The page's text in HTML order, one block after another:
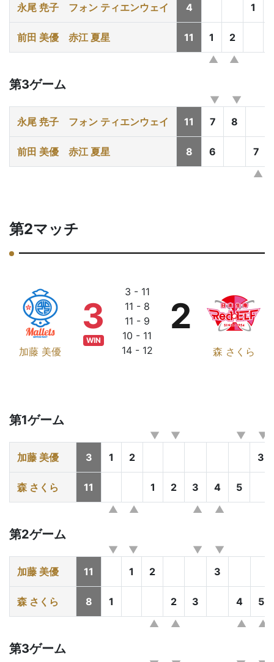
永尾 尭子 フォン ティエンウェイ 4 1
前田 美優 赤江 夏星 11 1 2
第3ゲーム
永尾 尭子 フォン ティエンウェイ 11 7 8
前田 美優 赤江 夏星 8 6 7
第2マッチ
加藤 美優
3
WIN
3 - 11
11 - 8
11 - 9
10 - 11
14 - 12
森 さくら
2
第1ゲーム
加藤 美優 3 1 2 3
森 さくら 11 1 2 3 4 5
第2ゲーム
加藤 美優 11 1 2 3
森 さくら 8 1 2 3 4 5
第3ゲーム